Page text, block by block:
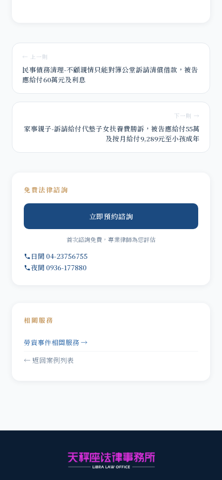
← 上一則
民事債務清理-不顧親情只能對簿公堂訴請清償借款，被告
應給付60萬元及利息
下一則 →
家事親子-訴請給付代墊子女扶養費勝訴，被告應給付55萬
及按月給付9,289元至小孩成年
免費法律諮詢
立即預約諮詢
首次諮詢免費，專業律師為您評估
日間 04-23756755
夜間 0936-177880
相關服務
勞資事件相關服務 →
← 返回案例列表